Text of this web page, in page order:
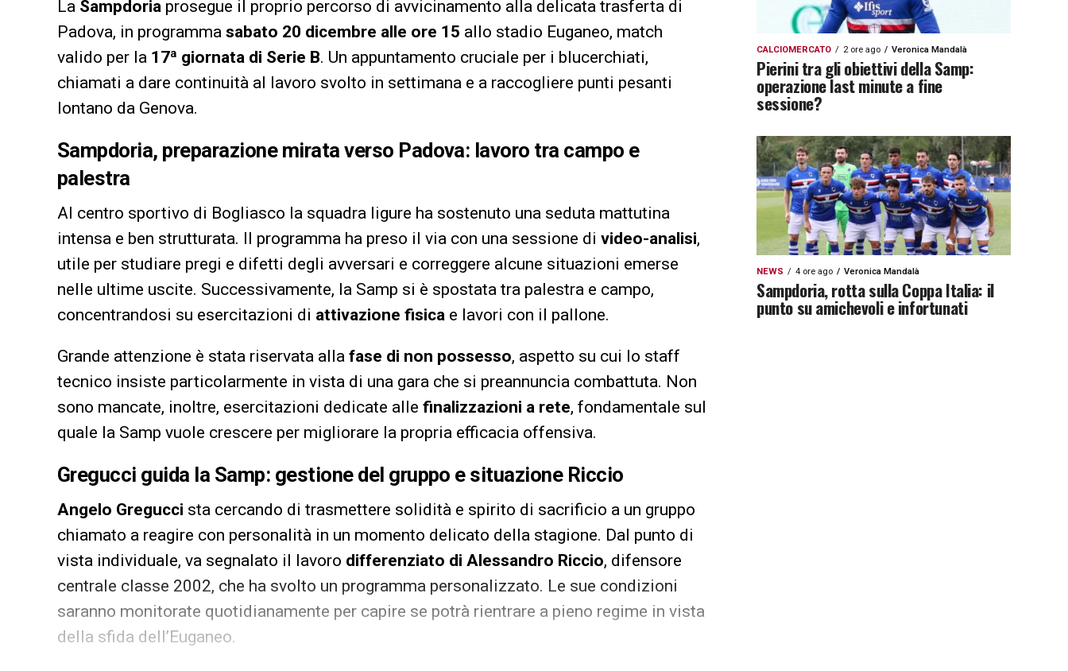
La Sampdoria prosegue il proprio percorso di avvicinamento alla delicata trasferta di
Padova, in programma sabato 20 dicembre alle ore 15 allo stadio Euganeo, match
valido per la 17ª giornata di Serie B. Un appuntamento cruciale per i blucerchiati,
chiamati a dare continuità al lavoro svolto in settimana e a raccogliere punti pesanti
lontano da Genova.
Sampdoria, preparazione mirata verso Padova: lavoro tra campo e
palestra
Al centro sportivo di Bogliasco la squadra ligure ha sostenuto una seduta mattutina
intensa e ben strutturata. Il programma ha preso il via con una sessione di video-analisi,
utile per studiare pregi e difetti degli avversari e correggere alcune situazioni emerse
nelle ultime uscite. Successivamente, la Samp si è spostata tra palestra e campo,
concentrandosi su esercitazioni di attivazione fisica e lavori con il pallone.
Grande attenzione è stata riservata alla fase di non possesso, aspetto su cui lo staff
tecnico insiste particolarmente in vista di una gara che si preannuncia combattuta. Non
sono mancate, inoltre, esercitazioni dedicate alle finalizzazioni a rete, fondamentale sul
quale la Samp vuole crescere per migliorare la propria efficacia offensiva.
Gregucci guida la Samp: gestione del gruppo e situazione Riccio
Angelo Gregucci sta cercando di trasmettere solidità e spirito di sacrificio a un gruppo
chiamato a reagire con personalità in un momento delicato della stagione. Dal punto di
vista individuale, va segnalato il lavoro differenziato di Alessandro Riccio, difensore
centrale classe 2002, che ha svolto un programma personalizzato. Le sue condizioni
saranno monitorate quotidianamente per capire se potrà rientrare a pieno regime in vista
della sfida dell’Euganeo.
CALCIOMERCATO 2 ore ago Veronica Mandalà
Pierini tra gli obiettivi della Samp:
operazione last minute a fine
sessione?
NEWS 4 ore ago Veronica Mandalà
Sampdoria, rotta sulla Coppa Italia: il
punto su amichevoli e infortunati